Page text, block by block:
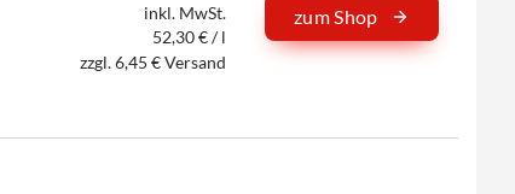
inkl. MwSt.
52,30 € / l
zzgl. 6,45 € Versand
zum Shop